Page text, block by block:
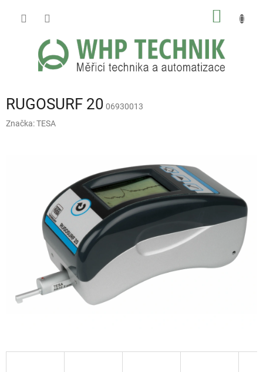
RUGOSURF 20 06930013
Značka:TESA